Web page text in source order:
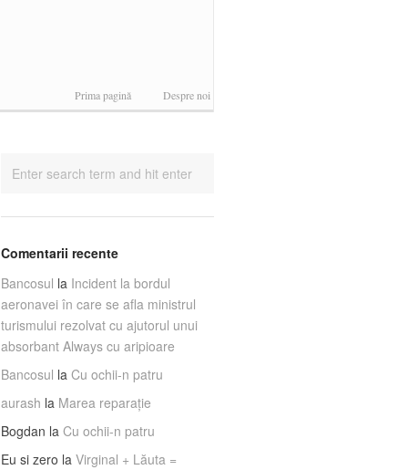
Prima pagină Despre noi
Comentarii recente
Bancosul la Incident la bordul
aeronavei în care se afla ministrul
turismului rezolvat cu ajutorul unui
absorbant Always cu aripioare
Bancosul la Cu ochii-n patru
aurash la Marea reparaţie
Bogdan la Cu ochii-n patru
Eu si zero la Virginal + Lăuta =